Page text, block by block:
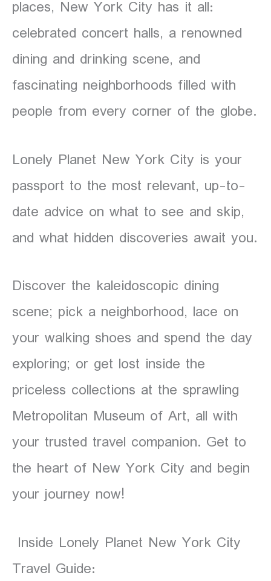
places, New York City has it all:
celebrated concert halls, a renowned
dining and drinking scene, and
fascinating neighborhoods filled with
people from every corner of the globe.
Lonely Planet New York City is your
passport to the most relevant, up-to-
date advice on what to see and skip,
and what hidden discoveries await you.
Discover the kaleidoscopic dining
scene; pick a neighborhood, lace on
your walking shoes and spend the day
exploring; or get lost inside the
priceless collections at the sprawling
Metropolitan Museum of Art, all with
your trusted travel companion. Get to
the heart of New York City and begin
your journey now!
Inside Lonely Planet New York City
Travel Guide: